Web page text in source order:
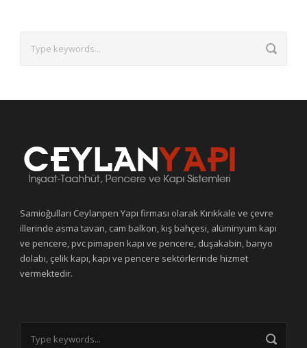
Samioğulları Ceylanpen Yapı firması olarak Kırıkkale ve çevre
illerinde asma tavan, cam balkon, kış bahçesi, alüminyum kapı
ve pencere, pvc pimapen kapı ve pencere, duşakabin, banyo
dolabı, çelik kapı, kapı ve pencere sektörlerinde hizmet
vermektedir.